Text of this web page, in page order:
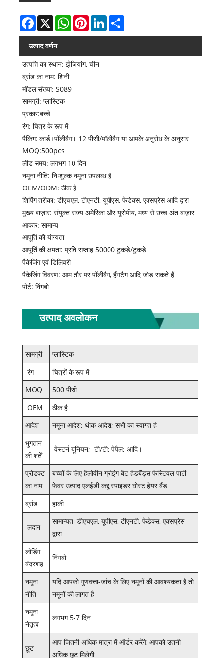
Facebook
X WhatsAppPinterestLinkedInShare
उत्पाद वर्णन
उत्पत्ति का स्थान: झेजियांग, चीन
ब्रांड का नाम: शिनी
मॉडल संख्या: S089
सामग्री: प्लास्टिक
प्रकार:बच्चे
रंग: चित्र के रूप में
पैकिंग: कार्ड+पॉलीबैग। 12 पीसी/पॉलीबैग या आपके अनुरोध के अनुसार
MOQ:500pcs
लीड समय: लगभग 10 दिन
नमूना नीति: निःशुल्क नमूना उपलब्ध है
OEM/ODM: ठीक है
शिपिंग तरीका: डीएचएल, टीएनटी, यूपीएस, फेडेक्स, एक्सप्रेस आदि द्वारा
मुख्य बाज़ार: संयुक्त राज्य अमेरिका और यूरोपीय, मध्य से उच्च अंत बाज़ार
आकार: सामान्य
आपूर्ति की योग्यता
आपूर्ति की क्षमता: प्रति सप्ताह 50000 टुकड़े/टुकड़े
पैकेजिंग एवं डिलिवरी
पैकेजिंग विवरण: आम तौर पर पॉलीबैग, हैंगटैग आदि जोड़ सकते हैं
पोर्ट: निंगबो
उत्पाद अवलोकन
सामग्री
प्लास्टिक
रंग
चित्रों के रूप में
MOQ
500 पीसी
OEM
ठीक है
आदेश
नमूना आदेश; थोक आदेश; सभी का स्वागत है
भुगतान
की शर्तें
वेस्टर्न यूनियन; टी/टी; पेपैल; आदि।
प्रोडक्ट
का नाम
बच्चों के लिए हैलोवीन ग्रोइंग बैट हेडबैंड्स फेस्टिवल पार्टी
फेवर उत्पाद एलईडी कद्दू स्पाइडर घोस्ट हेयर बैंड
ब्रांड
हाकी
लदान
सामान्यतः डीएचएल, यूपीएस, टीएनटी, फेडेक्स, एक्सप्रेस
द्वारा
लोडिंग
बंदरगाह
निंगबो
नमूना
नीति
यदि आपको गुणवत्ता-जांच के लिए नमूनों की आवश्यकता है तो
नमूनों की लागत है
नमूना
नेतृत्व
लगभग 5-7 दिन
छूट
आप जितनी अधिक मात्रा में ऑर्डर करेंगे, आपको उतनी
अधिक छूट मिलेगी